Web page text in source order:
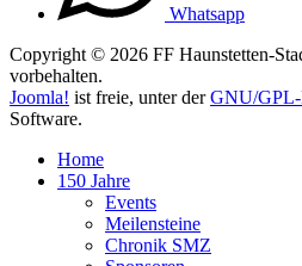
Whatsapp
Copyright © 2026 FF Haunstetten-
vorbehalten.
Joomla! ist freie, unter derGNU/
Software.
Home
150 Jahre
Events
Meilensteine
Chronik SMZ